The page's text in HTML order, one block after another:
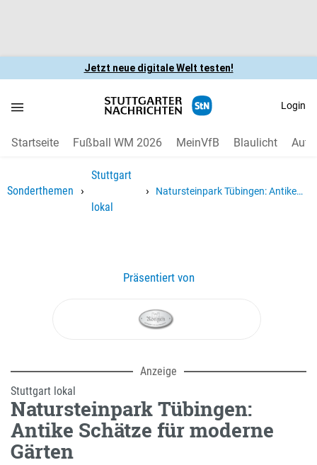
Jetzt neue digitale Welt testen!
Login
Startseite Fußball WM 2026 MeinVfB Blaulicht Auto
Sonderthemen ›
Stuttgart
lokal
›
Natursteinpark Tübingen: Antike
Präsentiert von
Anzeige
Stuttgart lokal
Natursteinpark Tübingen:
Antike Schätze für moderne
Gärten